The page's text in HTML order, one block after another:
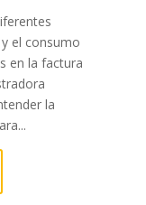
el consumo
en la factura
la